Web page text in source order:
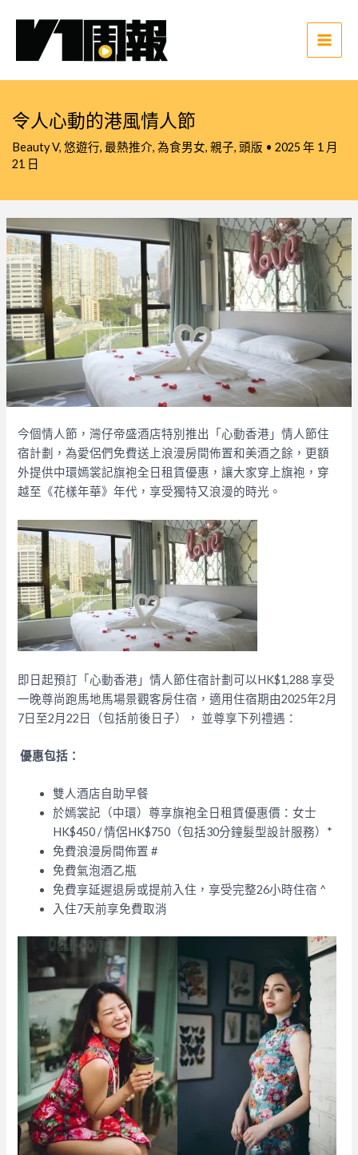
Main
令人心動的港風情人節
Beauty V, 悠遊行, 最熱推介, 為食男女, 親子, 頭版 • 2025 年 1 月
21 日
今個情人節，灣仔帝盛酒店特別推出「心動香港」情人節住
宿計劃，為愛侶們免費送上浪漫房間佈置和美酒之餘，更額
外提供中環嫣裳記旗袍全日租賃優惠，讓大家穿上旗袍，穿
越至《花樣年華》年代，享受獨特又浪漫的時光。
即日起預訂「心動香港」情人節住宿計劃可以HK$1,288 享受
一晚尊尚跑馬地馬場景觀客房住宿，適用住宿期由2025年2月
7日至2月22日（包括前後日子）， 並尊享下列禮遇：
優惠包括：
雙人酒店自助早餐
於嫣裳記（中環）尊享旗袍全日租賃優惠價：女士
HK$450 / 情侶HK$750（包括30分鐘髮型設計服務）*
免費浪漫房間佈置 #
免費氣泡酒乙瓶
免費享延遲退房或提前入住，享受完整26小時住宿 ^
入住7天前享免費取消